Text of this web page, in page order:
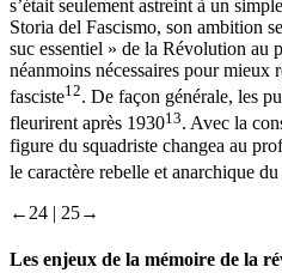
s’était seulement astreint à un
Storia del Fascismo, son ambition
suc essentiel » de la Révolution au
néanmoins nécessaires pour mieux
fasciste12. De façon générale, les
fleurirent après 193013. Avec la
figure du squadriste changea au
le caractère rebelle et anarchique
←24 | 25→
Les enjeux de la mémoire de la